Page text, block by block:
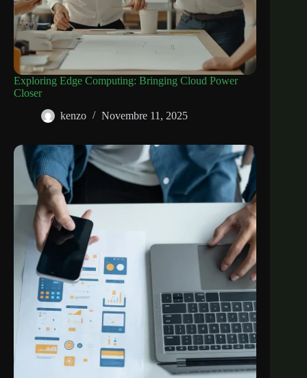
Exploring Edge Computing: Bringing Cloud Power
Closer
kenzo
Novembre 11, 2025